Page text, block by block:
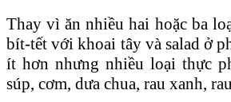
Thay vì ăn nhiều hai hoặc ba
bít-tết với khoai tây và salad ở
ít hơn nhưng nhiều loại thực
súp, cơm, dưa chua, rau xanh,